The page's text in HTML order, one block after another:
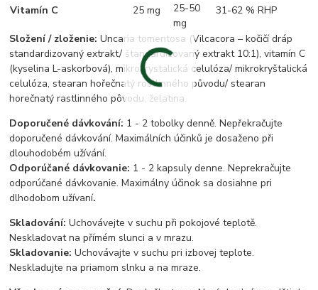
Vitamín C 25 mg
25-50
mg
31-62 % RHP
Složení / zloženie: Uncaria tomentosa (Vilcacora – kočičí dráp
standardizovaný extrakt/ štandardizovaný extrakt 10:1), vitamín C
(kyselina L-askorbová), mikrokrystalická celulóza/ mikrokryštalická
celulóza, stearan hořečnatý rostlinného původu/ stearan
horečnatý rastlinného pôvodu, želatina.
Doporučené dávkování: 1 - 2 tobolky denně. Nepřekračujte
doporučené dávkování. Maximálních účinků je dosaženo při
dlouhodobém užívání.
Odporúčané dávkovanie: 1 - 2 kapsuly denne. Neprekračujte
odporúčané dávkovanie. Maximálny účinok sa dosiahne pri
dlhodobom užívaní.
Skladování:Uchovávejte v suchu při pokojové teplotě.
Neskladovat na přímém slunci a v mrazu.
Skladovanie:Uchovávajte v suchu pri izbovej teplote.
Neskladujte na priamom slnku a na mraze.